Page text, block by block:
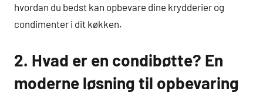
hvordan du bedst kan opbevare dine krydderier og
condimenter i dit køkken.
2. Hvad er en condibøtte? En
moderne løsning til opbevaring